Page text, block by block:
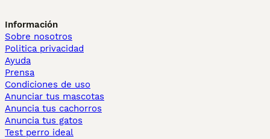
Información
Sobre nosotros
Politica privacidad
Ayuda
Prensa
Condiciones de uso
Anunciar tus mascotas
Anuncia tus cachorros
Anuncia tus gatos
Test perro ideal